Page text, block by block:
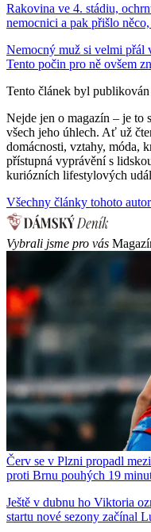
Rakovina ve 4. stádiu,
nemocnici a pak přišlo
Nemocný muž si velmi přál
Tento počin pro ně ovšem
Tento článek byl
Nejde jen o magazín – je to
všech jeho úhlech. Ať už
domácnosti, vztahy, móda,
přístupná vyprávění s
kuriózních lifestylových
Všechny články tohoto
Vybrali jsme pro vás
Červ se v Plzni propadl
proti Brnu pouhých 19
Ještě v dubnu ho Viktoria
startu nové sezony začínal